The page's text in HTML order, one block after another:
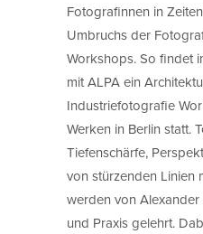
Fotografinnen in
Umbruchs der
Workshops. So findet
mit ALPA ein
Industriefotografie
Werken in Berlin statt.
Tiefenschärfe,
von stürzenden Linien
werden von
und Praxis gelehrt.